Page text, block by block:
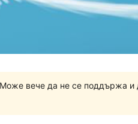
вече да не се поддържа и